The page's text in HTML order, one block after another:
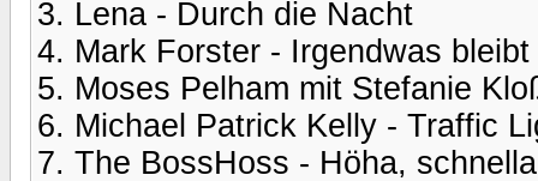
3. Lena - Durch die Nacht
4. Mark Forster - Irgendwas bleibt
5. Moses Pelham mit Stefanie
6. Michael Patrick Kelly - Traffic
7. The BossHoss - Höha,